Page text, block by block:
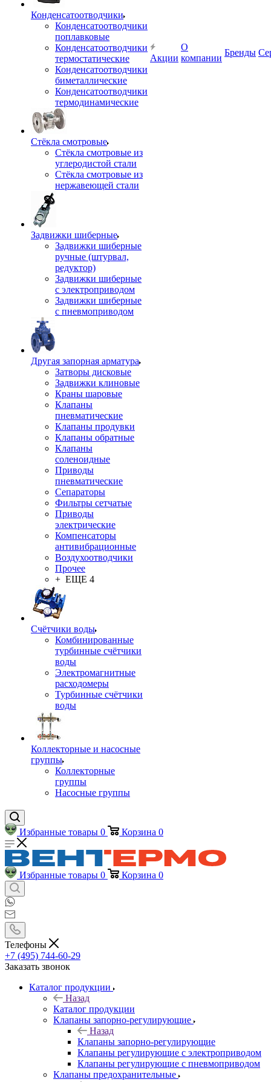
Конденсатоотводчики
Конденсатоотводчики
поплавковые
Конденсатоотводчики
термостатические
Конденсатоотводчики
биметаллические
Конденсатоотводчики
термодинамические
Стёкла смотровые
Стёкла смотровые из
углеродистой стали
Стёкла смотровые из
нержавеющей стали
Задвижки шиберные
Задвижки шиберные
ручные (штурвал,
редуктор)
Задвижки шиберные
с электроприводом
Задвижки шиберные
с пневмоприводом
Другая запорная арматура
Затворы дисковые
Задвижки клиновые
Краны шаровые
Клапаны
пневматические
Клапаны продувки
Клапаны обратные
Клапаны
соленоидные
Приводы
пневматические
Сепараторы
Фильтры сетчатые
Приводы
электрические
Компенсаторы
антивибрационные
Воздухоотводчики
Прочее
+ ЕЩЕ 4
Счётчики воды
Комбинированные
турбинные счётчики
воды
Электромагнитные
расходомеры
Турбинные счётчики
воды
Коллекторные и насосные
группы
Коллекторные
группы
Насосные группы
Акции
О
компании
Бренды
Избранные товары 0 Корзина 0
Избранные товары 0 Корзина 0
Телефоны
+7 (495) 744-60-29
Заказать звонок
Каталог продукции
Назад
Каталог продукции
Клапаны запорно-регулирующие
Назад
Клапаны запорно-регулирующие
Клапаны регулирующие с электроприводом
Клапаны регулирующие с пневмоприводом
Клапаны предохранительные